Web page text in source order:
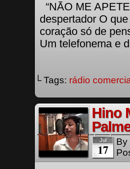
“NÃO ME
despertador O
coração só de
Um telefonema e
└ Tags: rádio
Hino
Jul
17
By